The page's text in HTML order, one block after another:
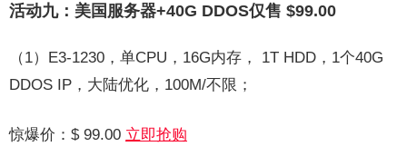
活动九：美国服务器+40G DDOS仅售 $99.00
（1）E3-1230，单CPU，16G内存， 1T HDD，1个40G
DDOS IP，大陆优化，100M/不限；
惊爆价：$ 99.00 立即抢购